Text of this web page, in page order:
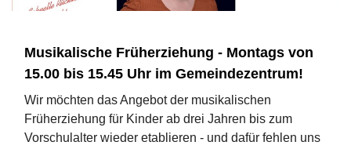
Musikalische Früherziehung - Montags von
15.00 bis 15.45 Uhr im Gemeindezentrum!
Wir möchten das Angebot der musikalischen
Früherziehung für Kinder ab drei Jahren bis zum
Vorschulalter wieder etablieren - und dafür fehlen uns